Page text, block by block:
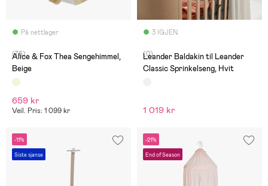
På nettlager
(76)
Alice & Fox Thea Sengehimmel,
Beige
659 kr
Veil. Pris: 1 099 kr
3 IGJEN
(0)
Leander Baldakin til Leander
Classic Sprinkelseng, Hvit
1 019 kr
-11%
Siste sjanse
-21%
End of Season